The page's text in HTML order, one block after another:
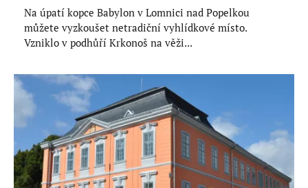
Na úpatí kopce Babylon v Lomnici nad Popelkou
můžete vyzkoušet netradiční vyhlídkové místo.
Vzniklo v podhůří Krkonoš na věži...